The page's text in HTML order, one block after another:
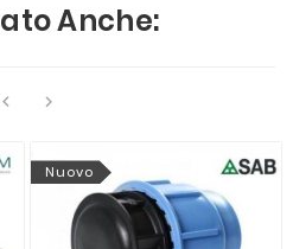
Anche:
 
Nuovo